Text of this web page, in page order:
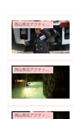
岡山県北アクティビティ＆グルメ